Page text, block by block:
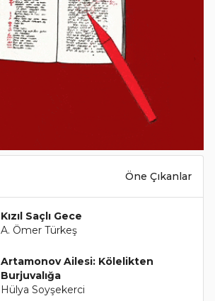
Öne Çıkanlar
Kızıl Saçlı Gece
A. Ömer Türkeş
Artamonov Ailesi: Kölelikten
Burjuvalığa
Hülya Soyşekerci